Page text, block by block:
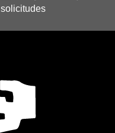
solicitudes